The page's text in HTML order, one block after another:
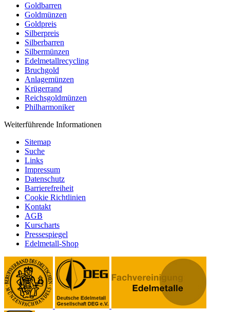
Goldbarren
Goldmünzen
Goldpreis
Silberpreis
Silberbarren
Silbermünzen
Edelmetallrecycling
Bruchgold
Anlagemünzen
Krügerrand
Reichsgoldmünzen
Philharmoniker
Weiterführende Informationen
Sitemap
Suche
Links
Impressum
Datenschutz
Barrierefreiheit
Cookie Richtlinien
Kontakt
AGB
Kurscharts
Pressespiegel
Edelmetall-Shop